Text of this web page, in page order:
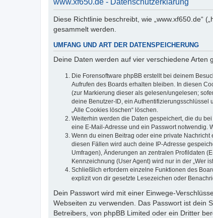
Diese Richtlinie beschreibt, wie „www.xf650.de“
gesammelt werden.
UMFANG UND ART DER DATENSPEICHERUNG
Deine Daten werden auf vier verschiedene Arten
Die Forensoftware phpBB erstellt bei deinem
Aufrufen des Boards erhalten bleiben. In diesen
(zur Markierung dieser als gelesen/ungelesen;
deine Benutzer-ID, ein
„Alle Cookies löschen“ löschen.
Weiterhin werden die Daten gespeichert, die du
eine E-Mail-Adresse und ein Passwort notwendig.
Wenn du einen Beitrag oder eine private
diesen Fällen wird auch deine IP-Adresse
Umfragen), Änderungen an zentralen Profildaten
Kennzeichnung (User Agent) wird nur in der „Wer
Schließlich erfordern einzelne Funktionen des
explizit von dir gesetzte Lesezeichen oder
Dein Passwort wird mit einer Einwege-
Webseiten zu verwenden. Das Passwort ist dein
Betreibers, von phpBB Limited oder ein Dritter